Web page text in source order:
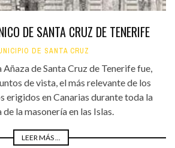
DE SANTA CRUZ DE TENERIFE
DE SANTA CRUZ
Añaza de Santa Cruz de Tenerife fue,
de vista, el más relevante de los
erigidos en Canarias durante toda la
la masonería en las Islas.
LEER MÁS ...